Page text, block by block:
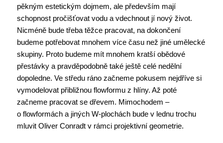
pěkným estetickým dojmem, ale především mají
schopnost pročišťovat vodu a vdechnout jí nový život.
Nicméně bude třeba těžce pracovat, na dokončení
budeme potřebovat mnohem více času než jiné umělecké
skupiny. Proto budeme mít mnohem kratší obědové
přestávky a pravděpodobně také ještě celé nedělní
dopoledne. Ve středu ráno začneme pokusem nejdříve si
vymodelovat přibližnou flowformu z hlíny. Až poté
začneme pracovat se dřevem. Mimochodem –
o flowformách a jiných W-plochách bude v lednu trochu
mluvit Oliver Conradt v rámci projektivní geometrie.